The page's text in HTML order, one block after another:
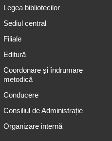
Legea bibliotecilor
Sediul central
Filiale
Editură
Coordonare și îndrumare
metodică
Conducere
Consiliul de Administrație
Organizare internă